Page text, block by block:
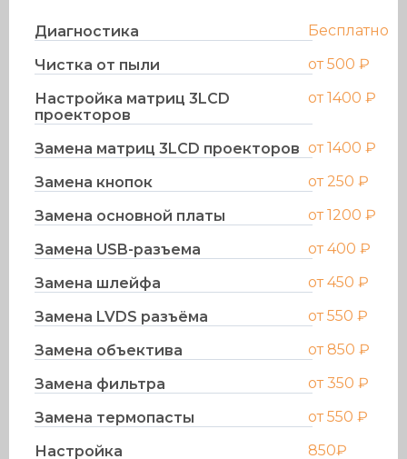
Диагностика
Бесплатно
Чистка от пыли
от 500 ₽
Настройка матриц 3LCD
проекторов
от 1400 ₽
Замена матриц 3LCD проекторов от 1400 ₽
Замена кнопок
от 250 ₽
Замена основной платы
от 1200 ₽
Замена USB-разъема
от 400 ₽
Замена шлейфа
от 450 ₽
Замена LVDS разъёма
от 550 ₽
Замена объектива
от 850 ₽
Замена фильтра
от 350 ₽
Замена термопасты
от 550 ₽
Настройка
850₽